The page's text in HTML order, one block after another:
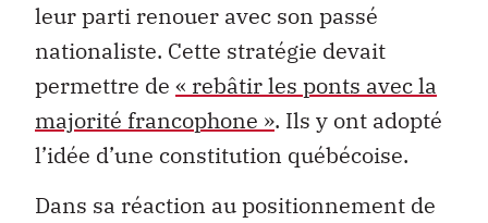
leur parti renouer avec son passé
nationaliste. Cette stratégie devait
permettre de « rebâtir les ponts avec la
majorité francophone ». Ils y ont adopté
l’idée d’une constitution québécoise.
Dans sa réaction au positionnement de